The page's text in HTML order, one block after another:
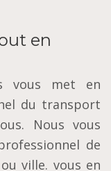
en
vous met en
du transport
Nous vous
de
ville. vous en